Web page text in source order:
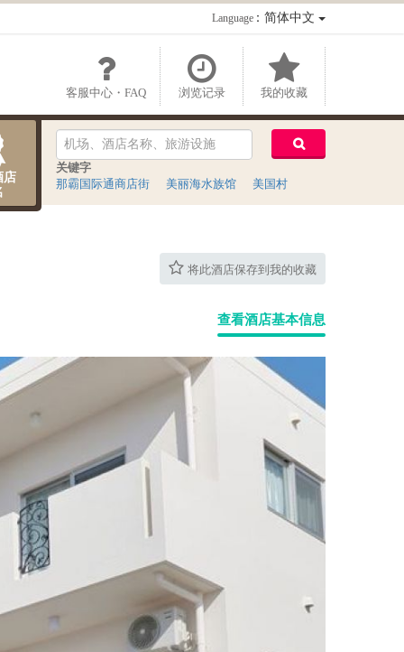
Language：简体中文
客服中心・FAQ 浏览记录 我的收藏
店
关键字
那霸国际通商店街
美丽海水族馆 美国村
将此酒店保存到我的收藏
查看酒店基本信息